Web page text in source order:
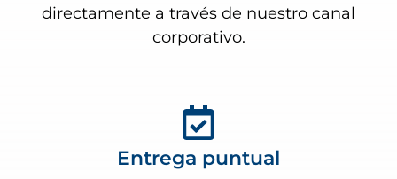
directamente a través de nuestro canal
corporativo.
Entrega puntual